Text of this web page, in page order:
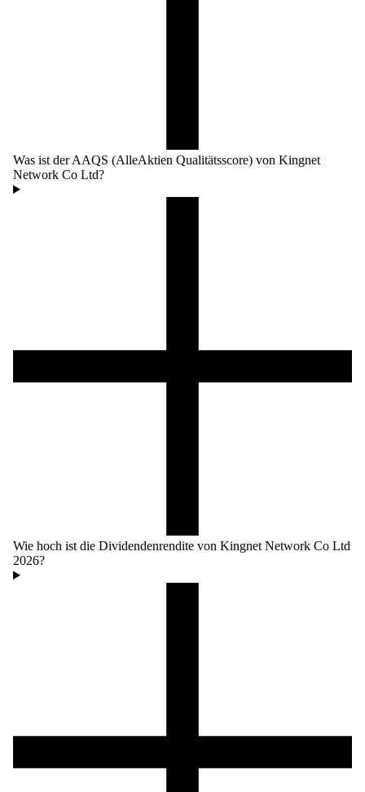
Was ist der AAQS (AlleAktien Qualitätsscore) von Kingnet
Network Co Ltd?
Wie hoch ist die Dividendenrendite von Kingnet Network Co Ltd
2026?